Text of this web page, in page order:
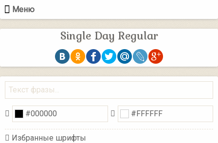
Меню
Single Day Regular
Избранные шрифты